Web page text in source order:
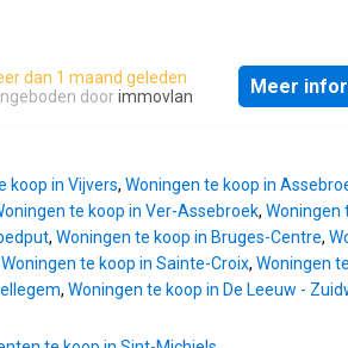
dan 1 maand geleden
doorimmovlan Meer
koop in Vijvers, Woningen te koop in
te koop in Ver-Assebroek, Woningen
, Woningen te koop in Bruges-Centre,
Woningen te koop in Sainte-Croix, Woningen
, Woningen te koop in De Leeuw -